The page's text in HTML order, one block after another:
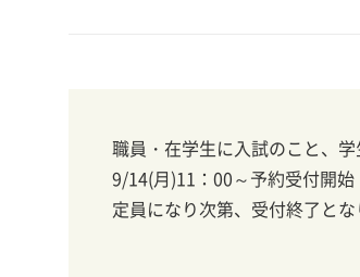
職員・在学生に入試のこと、
9/14(月)11：00～予約受付開始
定員になり次第、受付終了とな